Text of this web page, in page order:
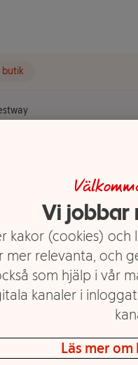
butik
Vi jobbar
kakor (cookies)
mer relevanta, och
som hjälp i vår
kanaler i
Läs mer om